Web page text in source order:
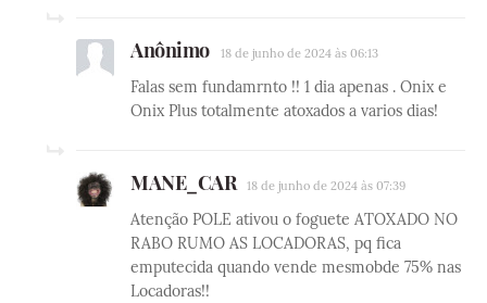
Anônimo 18 de junho de 2024 às 06:13
Falas sem fundamrnto !! 1 dia apenas . Onix e
Onix Plus totalmente atoxados a varios dias!
MANE_CAR 18 de junho de 2024 às 07:39
Atenção POLE ativou o foguete ATOXADO NO
RABO RUMO AS LOCADORAS, pq fica
emputecida quando vende mesmobde 75% nas
Locadoras!!